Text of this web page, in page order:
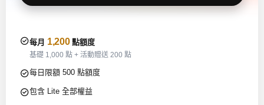
每月 1,200點額度
基礎 1,000 點 + 活動贈送 200 點
每日限額 500 點額度
包含 Lite 全部權益